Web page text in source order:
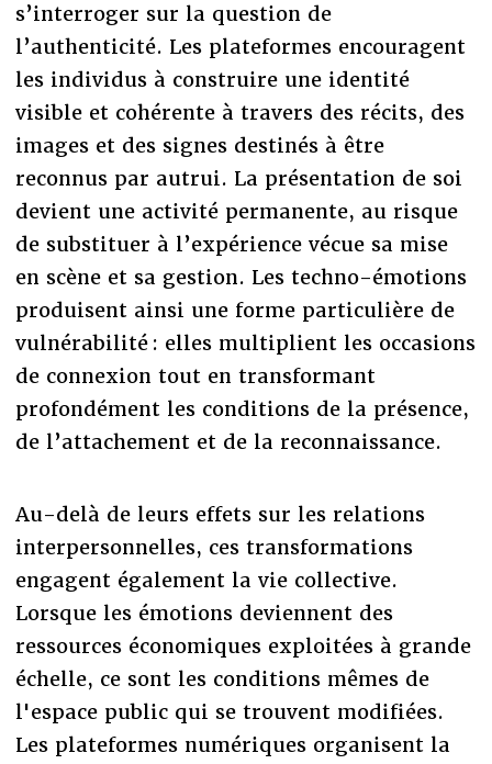
s’interroger sur la question de
l’authenticité. Les plateformes encouragent
les individus à construire une identité
visible et cohérente à travers des récits, des
images et des signes destinés à être
reconnus par autrui. La présentation de soi
devient une activité permanente, au risque
de substituer à l’expérience vécue sa mise
en scène et sa gestion. Les techno-émotions
produisent ainsi une forme particulière de
vulnérabilité : elles multiplient les occasions
de connexion tout en transformant
profondément les conditions de la présence,
de l’attachement et de la reconnaissance.
Au-delà de leurs effets sur les relations
interpersonnelles, ces transformations
engagent également la vie collective.
Lorsque les émotions deviennent des
ressources économiques exploitées à grande
échelle, ce sont les conditions mêmes de
l'espace public qui se trouvent modifiées.
Les plateformes numériques organisent la